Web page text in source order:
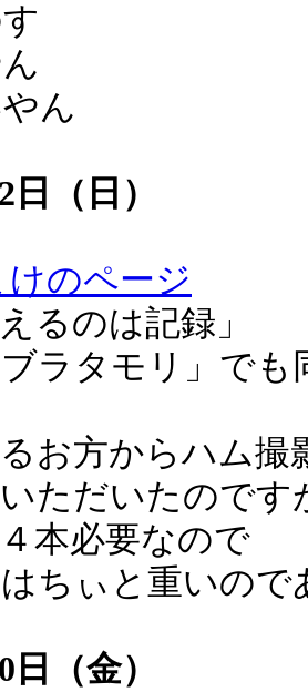
ん
日（日）
けのページ
るのは記録」
ラタモリ」で
お方からハム撮
ただいたのです
本必要なので
ちぃと重いので
日（金）